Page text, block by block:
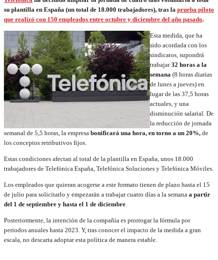
su plantilla en España (un total de 18.000 trabajadores), tras la prueba piloto
que realizó con 150 empleados entre octubre y diciembre del año pasado.
Esta medida, que ha
sido acordada con los
sindicatos, supondrá
trabajar32 horas a la
semana (8 horas diarias
de lunes a jueves) en
lugar de las 37,5 horas
actuales, y una
disminución salarial. De
la reducción de jornada
semanal de 5,5 horas, la empresa bonificará una hora, en torno a un 20%, de
los conceptos retributivos fijos.
Estas condiciones afectan al total de la plantilla en España, unos 18.000
trabajadores de Telefónica España, Telefónica Soluciones y Telefónica Móviles.
Los empleados que quieran acogerse a este formato tienen de plazo hasta el 15
de julio para solicitarlo y empezarán a trabajar cuatro días a la semana a partir
del 1 de septiembre y hasta el 1 de diciembre.
Posteriormente, la intención de la compañía es prorrogar la fórmula por
periodos anuales hasta 2023. Y, tras conocer el impacto de la medida a gran
escala, no descarta adoptar esta política de manera estable.